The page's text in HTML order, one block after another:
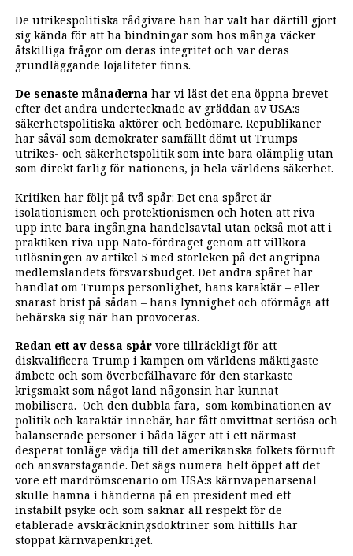
De utrikespolitiska rådgivare han har valt har därtill gjort
sig kända för att ha bindningar som hos många väcker
åtskilliga frågor om deras integritet och var deras
grundläggande lojaliteter finns.
De senaste månaderna har vi läst det ena öppna brevet
efter det andra undertecknade av gräddan av USA:s
säkerhetspolitiska aktörer och bedömare. Republikaner
har såväl som demokrater samfällt dömt ut Trumps
utrikes- och säkerhetspolitik som inte bara olämplig utan
som direkt farlig för nationens, ja hela världens säkerhet.
Kritiken har följt på två spår: Det ena spåret är
isolationismen och protektionismen och hoten att riva
upp inte bara ingångna handelsavtal utan också mot att i
praktiken riva upp Nato-fördraget genom att villkora
utlösningen av artikel 5 med storleken på det angripna
medlemslandets försvarsbudget. Det andra spåret har
handlat om Trumps personlighet, hans karaktär – eller
snarast brist på sådan – hans lynnighet och oförmåga att
behärska sig när han provoceras.
Redan ett av dessa spårvore tillräckligt för att
diskvalificera Trump i kampen om världens mäktigaste
ämbete och som överbefälhavare för den starkaste
krigsmakt som något land någonsin har kunnat
mobilisera. Och den dubbla fara, som kombinationen av
politik och karaktär innebär, har fått omvittnat seriösa och
balanserade personer i båda läger att i ett närmast
desperat tonläge vädja till det amerikanska folkets förnuft
och ansvarstagande. Det sägs numera helt öppet att det
vore ett mardrömscenario om USA:s kärnvapenarsenal
skulle hamna i händerna på en president med ett
instabilt psyke och som saknar all respekt för de
etablerade avskräckningsdoktriner som hittills har
stoppat kärnvapenkriget.